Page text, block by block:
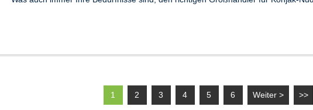
1 2 3 4 5 6 Weiter > >>